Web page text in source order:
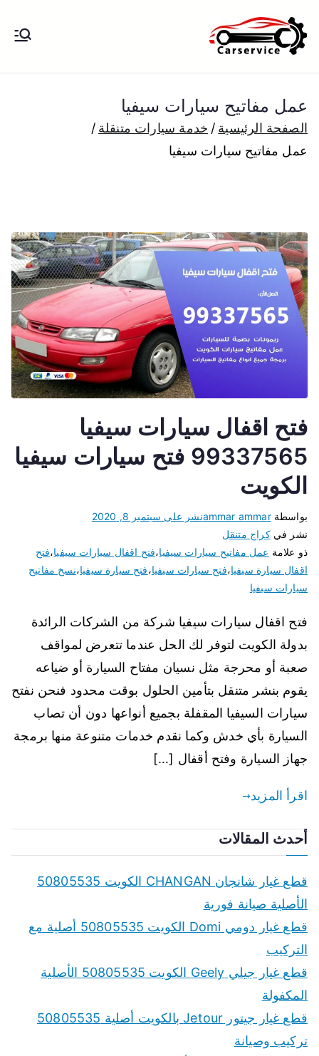
إلى
المحتوى
الكويت
بنشر متنقل الكويت كهرباء وبنشر تبديل
بارخص الاسعار
عمل مفاتيح سيارات سيفيا
الصفحة الرئيسية
خدمة سيارات متنقلة
عمل مفاتيح سيارات سيفيا
فتح اقفال سيارات سيفيا
99337565 فتح سيارات سيفيا
الكويت
بواسطةammar ammarنشر على سبتمبر 8, 2020
نشر فيكراج متنقل
ذو علامة عمل مفاتيح سيارات سيفيا،فتح اقفال سيارات سيفيا،فتح
اقفال سيارة سيفيا،فتح سيارات سيفيا،فتح سيارة سيفيا،نسخ مفاتيح
سيارات سيفيا
فتح اقفال سيارات سيفيا شركة من الشركات الرائدة
بدولة الكويت لتوفر لك الحل عندما تتعرض لمواقف
صعبة أو محرجة مثل نسيان مفتاح السيارة أو ضياعه
يقوم بنشر متنقل بتأمين الحلول بوقت محدود فنحن نفتح
سيارات السيفيا المقفلة بجميع أنواعها دون أن تصاب
السيارة بأي خدش وكما نقدم خدمات متنوعة منها برمجة
جهاز السيارة وفتح أقفال […]
اقرأ المزيد
أحدث المقالات
قطع غيار شانجان CHANGAN الكويت 50805535
الأصلية صيانة فورية
قطع غيار دومي Domi الكويت 50805535 أصلية مع
التركيب
قطع غيار جيلي Geely الكويت 50805535 الأصلية
المكفولة
قطع غيار جيتور Jetour بالكويت أصلية 50805535
تركيب وصيانة